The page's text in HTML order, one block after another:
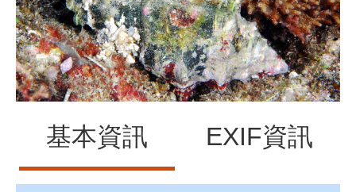
訊
息
發
布
諮
詢
會
員
基本資訊 EXIF資訊